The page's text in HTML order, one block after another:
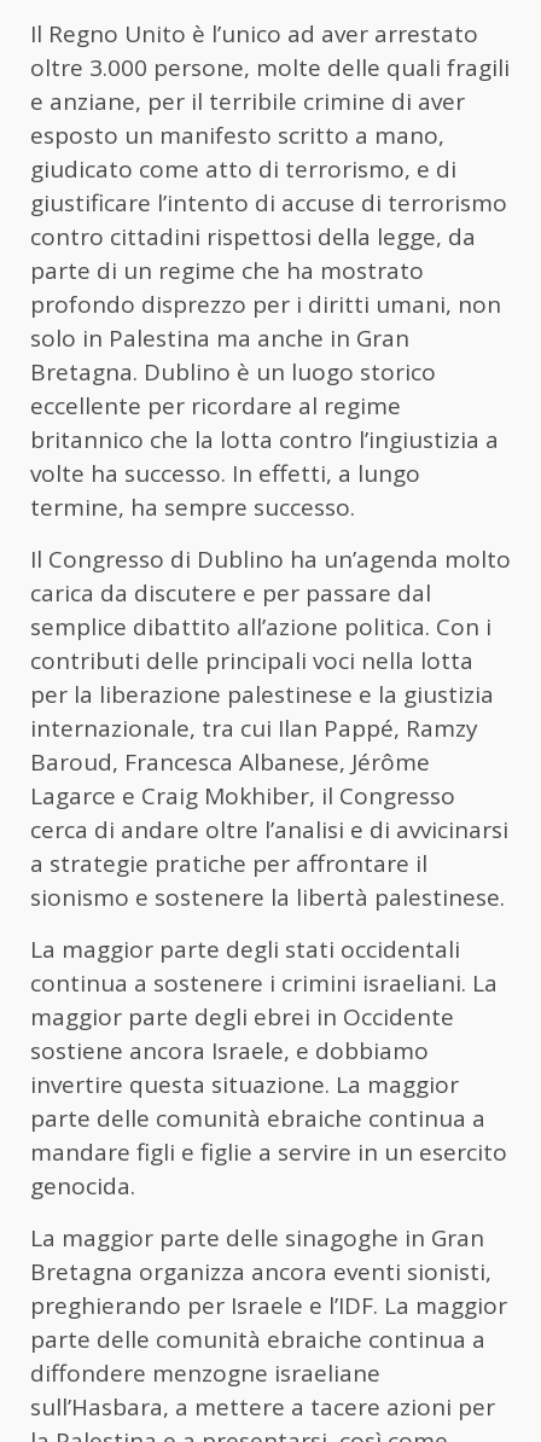
Il Regno Unito è l’unico ad aver arrestato
oltre 3.000 persone, molte delle quali fragili
e anziane, per il terribile crimine di aver
esposto un manifesto scritto a mano,
giudicato come atto di terrorismo, e di
giustificare l’intento di accuse di terrorismo
contro cittadini rispettosi della legge, da
parte di un regime che ha mostrato
profondo disprezzo per i diritti umani, non
solo in Palestina ma anche in Gran
Bretagna. Dublino è un luogo storico
eccellente per ricordare al regime
britannico che la lotta contro l’ingiustizia a
volte ha successo. In effetti, a lungo
termine, ha sempre successo.
Il Congresso di Dublino ha un’agenda molto
carica da discutere e per passare dal
semplice dibattito all’azione politica. Con i
contributi delle principali voci nella lotta
per la liberazione palestinese e la giustizia
internazionale, tra cui Ilan Pappé, Ramzy
Baroud, Francesca Albanese, Jérôme
Lagarce e Craig Mokhiber, il Congresso
cerca di andare oltre l’analisi e di avvicinarsi
a strategie pratiche per affrontare il
sionismo e sostenere la libertà palestinese.
La maggior parte degli stati occidentali
continua a sostenere i crimini israeliani. La
maggior parte degli ebrei in Occidente
sostiene ancora Israele, e dobbiamo
invertire questa situazione. La maggior
parte delle comunità ebraiche continua a
mandare figli e figlie a servire in un esercito
genocida.
La maggior parte delle sinagoghe in Gran
Bretagna organizza ancora eventi sionisti,
preghierando per Israele e l’IDF. La maggior
parte delle comunità ebraiche continua a
diffondere menzogne israeliane
sull’Hasbara, a mettere a tacere azioni per